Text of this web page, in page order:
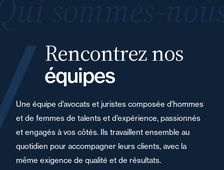
Rencontrez nos
équipes
Une équipe d’avocats et juristes composée d’hommes
et de femmes de talents et d’expérience, passionnés
et engagés à vos côtés. Ils travaillent ensemble au
quotidien pour accompagner leurs clients, avec la
même exigence de qualité et de résultats.